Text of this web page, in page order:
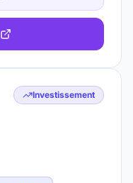
Investissement